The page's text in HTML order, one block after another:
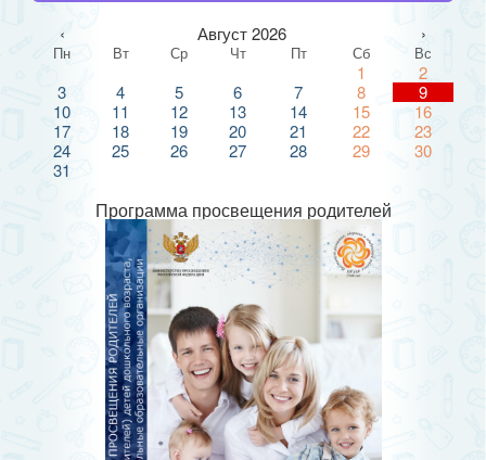
‹ Август 2026 ›
Пн Вт Ср Чт Пт Сб Вс
1
2
3
4 5 6 7 8
9
10
11 12 13 14 15
16
17
18 19 20 21 22
23
24
25 26 27 28 29
30
31
Программа просвещения родителей